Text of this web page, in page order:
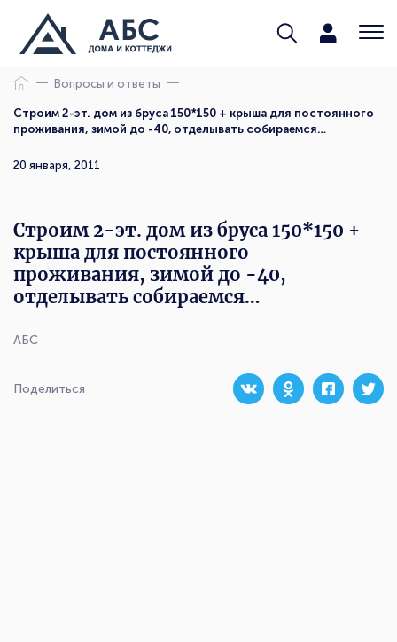
Вопросы и ответы
Строим 2-эт. дом из бруса 150*150 + крыша для постоянного
проживания, зимой до -40, отделывать собираемся…
АБС
20 января, 2011
Строим 2-эт. дом из бруса 150*150 +
крыша для постоянного
проживания, зимой до -40,
отделывать собираемся…
Поделиться